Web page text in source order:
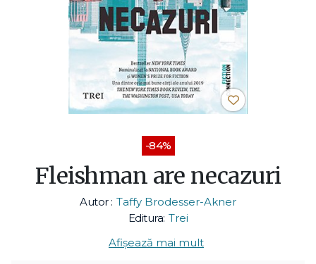
-84%
Fleishman are necazuri
Autor : Taffy Brodesser-Akner
Editura: Trei
Afișează mai mult